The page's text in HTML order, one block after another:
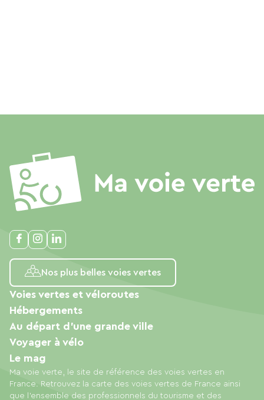
Nos plus belles voies vertes
Ma voie verte, le site de référence des voies vertes en
France. Retrouvez la carte des voies vertes de France ainsi
que l'ensemble des professionnels du tourisme et des
Voies vertes et véloroutes
Hébergements
Au départ d'une grande ville
Voyager à vélo
Le mag